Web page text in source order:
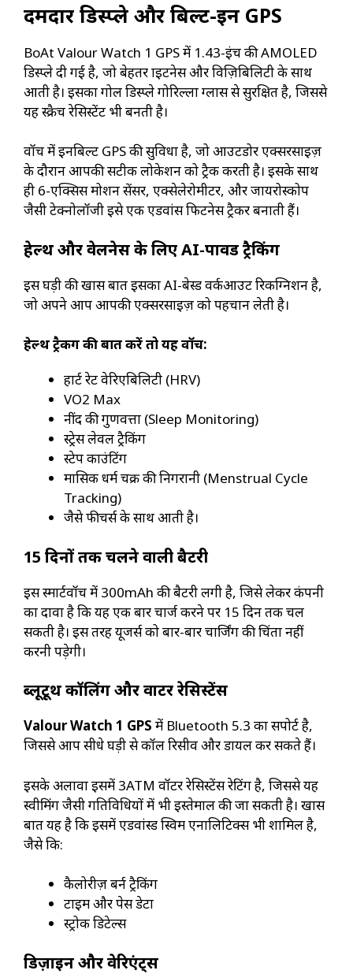
दमदार डिस्प्ले और बिल्ट-इन GPS
BoAt Valour Watch 1 GPS में 1.43-इंच की AMOLED
डिस्प्ले दी गई है, जो बेहतर ब्राइटनेस और विज़िबिलिटी के साथ
आती है। इसका गोल डिस्प्ले गोरिल्ला ग्लास से सुरक्षित है, जिससे
यह स्क्रैच रेसिस्टेंट भी बनती है।
वॉच में इनबिल्ट GPS की सुविधा है, जो आउटडोर एक्सरसाइज़
के दौरान आपकी सटीक लोकेशन को ट्रैक करती है। इसके साथ
ही 6-एक्सिस मोशन सेंसर, एक्सेलेरोमीटर, और जायरोस्कोप
जैसी टेक्नोलॉजी इसे एक एडवांस फिटनेस ट्रैकर बनाती हैं।
हेल्थ और वेलनेस के लिए AI-पावर्ड ट्रैकिंग
इस घड़ी की खास बात इसका AI-बेस्ड वर्कआउट रिकग्निशन है,
जो अपने आप आपकी एक्सरसाइज़ को पहचान लेती है।
हेल्थ ट्रैकिंग की बात करें तो यह वॉच:
हार्ट रेट वेरिएबिलिटी (HRV)
VO2 Max
नींद की गुणवत्ता (Sleep Monitoring)
स्ट्रेस लेवल ट्रैकिंग
स्टेप काउंटिंग
मासिक धर्म चक्र की निगरानी (Menstrual Cycle
Tracking)
जैसे फीचर्स के साथ आती है।
15 दिनों तक चलने वाली बैटरी
इस स्मार्टवॉच में 300mAh की बैटरी लगी है, जिसे लेकर कंपनी
का दावा है कि यह एक बार चार्ज करने पर 15 दिन तक चल
सकती है। इस तरह यूजर्स को बार-बार चार्जिंग की चिंता नहीं
करनी पड़ेगी।
ब्लूटूथ कॉलिंग और वाटर रेसिस्टेंस
Valour Watch 1 GPS में Bluetooth 5.3 का सपोर्ट है,
जिससे आप सीधे घड़ी से कॉल रिसीव और डायल कर सकते हैं।
इसके अलावा इसमें 3ATM वॉटर रेसिस्टेंस रेटिंग है, जिससे यह
स्वीमिंग जैसी गतिविधियों में भी इस्तेमाल की जा सकती है। खास
बात यह है कि इसमें एडवांस्ड स्विम एनालिटिक्स भी शामिल है,
जैसे कि:
कैलोरीज़ बर्न ट्रैकिंग
टाइम और पेस डेटा
स्ट्रोक डिटेल्स
डिज़ाइन और वेरिएंट्स